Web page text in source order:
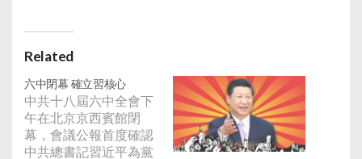
Related
六中閉幕 確立習核心
中共十八屆六中全會下
午在北京京西賓館閉
幕，會議公報首度確認
中共總書記習近平為黨